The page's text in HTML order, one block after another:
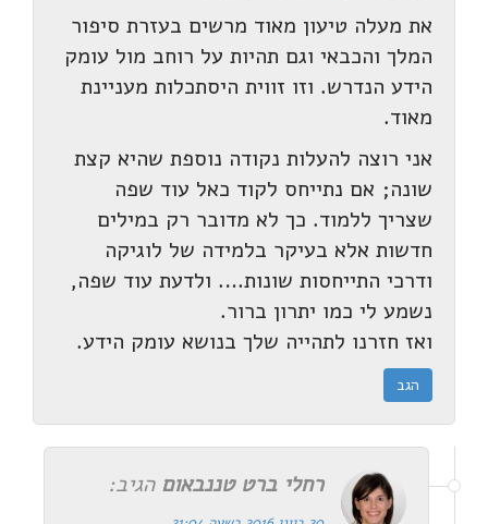
את מעלה טיעון מאוד מרשים בעזרת סיפור
המלך והכבאי וגם תהיות על רוחב מול עומק
הידע הנדרש. וזו זווית היסתכלות מעניינת
מאוד.
אני רוצה להעלות נקודה נוספת שהיא קצת
שונה; אם נתייחס לקוד כאל עוד שפה
שצריך ללמוד. כך לא מדובר רק במילים
חדשות אלא בעיקר בלמידה של לוגיקה
ודרכי התייחסות שונות…. ולדעת עוד שפה,
נשמע לי כמו יתרון ברור.
ואז חזרנו לתהייה שלך בנושא עומק הידע.
הגב
רחלי ברט טננבאום הגיב: